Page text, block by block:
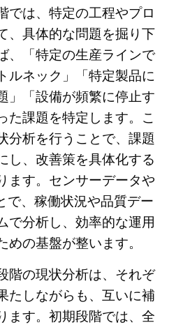
では、特定の工程やプロ
、具体的な問題を掘り下
、「特定の生産ラインで
ルネック」「特定製品に
」「設備が頻繁に停止す
た課題を特定します。こ
分析を行うことで、課題
し、改善策を具体化する
ます。センサーデータや
で、稼働状況や品質デー
で分析し、効率的な運用
めの基盤が整います。
階の現状分析は、それぞ
たしながらも、互いに補
ます。初期段階では、全